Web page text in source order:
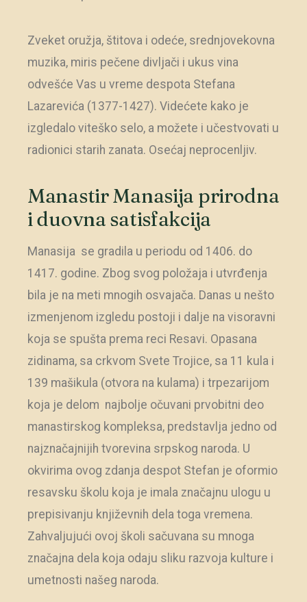
Zveket oružja, štitova i odeće, srednjovekovna
muzika, miris pečene divljači i ukus vina
odvešće Vas u vreme despota Stefana
Lazarevića (1377-1427). Videćete kako je
izgledalo viteško selo, a možete i učestvovati u
radionici starih zanata. Osećaj neprocenljiv.
Manastir Manasija prirodna
i duovna satisfakcija
Manasija se gradila u periodu od 1406. do
1417. godine. Zbog svog položaja i utvrđenja
bila je na meti mnogih osvajača. Danas u nešto
izmenjenom izgledu postoji i dalje na visoravni
koja se spušta prema reci Resavi. Opasana
zidinama, sa crkvom Svete Trojice, sa 11 kula i
139 mašikula (otvora na kulama) i trpezarijom
koja je delom najbolje očuvani prvobitni deo
manastirskog kompleksa, predstavlja jedno od
najznačajnijih tvorevina srpskog naroda. U
okvirima ovog zdanja despot Stefan je oformio
resavsku školu koja je imala značajnu ulogu u
prepisivanju književnih dela toga vremena.
Zahvaljujući ovoj školi sačuvana su mnoga
značajna dela koja odaju sliku razvoja kulture i
umetnosti našeg naroda.